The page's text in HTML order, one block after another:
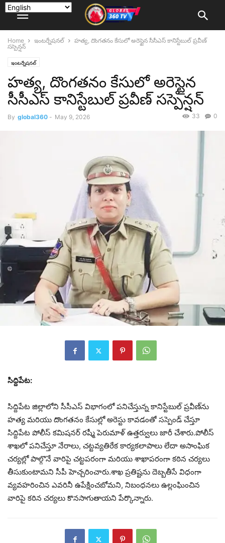
Home ఇంటర్నేషనల్
హత్య, దొంగతనం కేసులో అరెస్టైన సీసీఎస్ కానిస్టేబుల్ ప్రవీణ్
సస్పెన్షన్
ఇంటర్నేషనల్
హత్య, దొంగతనం కేసులో అరెస్టైన
సీసీఎస్ కానిస్టేబుల్ ప్రవీణ్ సస్పెన్షన్
By global360 - May 9, 2026 0
33
సిద్దిపేట:
సిద్దిపేట జిల్లాలోని సీసీఎస్ విభాగంలో పనిచేస్తున్న కానిస్టేబుల్ ప్రవీణ్‌ను
హత్య మరియు దొంగతనం కేసుల్లో అరెస్టు కావడంతో సస్పెండ్ చేస్తూ
సిద్దిపేట పోలీస్ కమిషనర్ రష్మీ పెరుమాళ్ ఉత్తర్వులు జారీ చేశారు.పోలీస్
శాఖలో పనిచేస్తూ నేరాలు, చట్టవ్యతిరేక కార్యకలాపాలు లేదా అసాంఘిక
చర్యల్లో పాల్గొనే వారిపై చట్టపరంగా మరియు శాఖాపరంగా కఠిన చర్యలు
తీసుకుంటామని సీపీ హెచ్చరించారు.శాఖ ప్రతిష్టను దెబ్బతీసే విధంగా
వ్యవహరించిన ఎవరినీ ఉపేక్షించబోమని, నిబంధనలు ఉల్లంఘించిన
వారిపై కఠిన చర్యలు కొనసాగుతాయని పేర్కొన్నారు.